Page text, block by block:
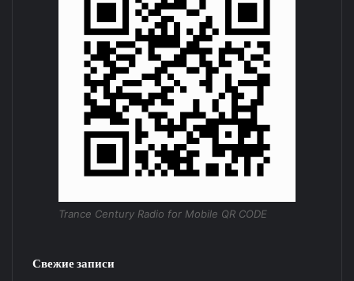
Trance Century Radio for Mobile QR CODE
Свежие записи